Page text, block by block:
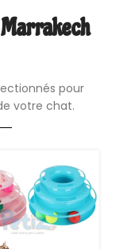
pour
votre chat.